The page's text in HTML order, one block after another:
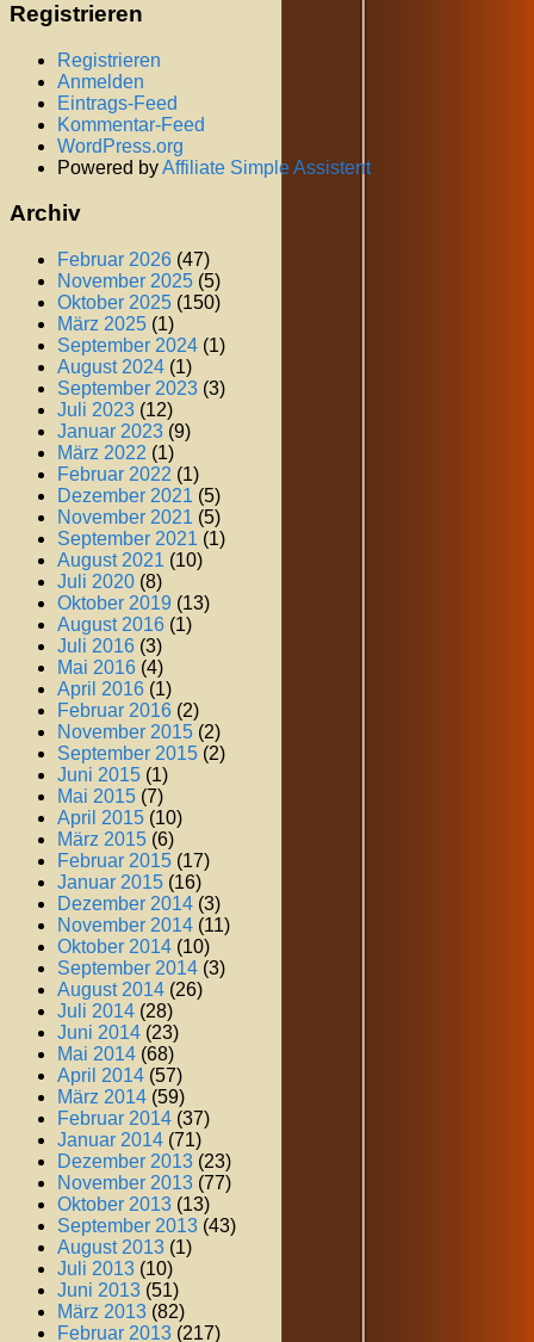
Registrieren
Registrieren
Anmelden
Eintrags-Feed
Kommentar-Feed
WordPress.org
Powered byAffiliate Simple Assistent
Archiv
Februar 2026 (47)
November 2025 (5)
Oktober 2025 (150)
März 2025 (1)
September 2024 (1)
August 2024 (1)
September 2023 (3)
Juli 2023 (12)
Januar 2023 (9)
März 2022 (1)
Februar 2022 (1)
Dezember 2021 (5)
November 2021 (5)
September 2021 (1)
August 2021 (10)
Juli 2020 (8)
Oktober 2019 (13)
August 2016 (1)
Juli 2016 (3)
Mai 2016 (4)
April 2016 (1)
Februar 2016 (2)
November 2015 (2)
September 2015 (2)
Juni 2015 (1)
Mai 2015 (7)
April 2015 (10)
März 2015 (6)
Februar 2015 (17)
Januar 2015 (16)
Dezember 2014 (3)
November 2014 (11)
Oktober 2014 (10)
September 2014 (3)
August 2014 (26)
Juli 2014 (28)
Juni 2014 (23)
Mai 2014 (68)
April 2014 (57)
März 2014 (59)
Februar 2014 (37)
Januar 2014 (71)
Dezember 2013 (23)
November 2013 (77)
Oktober 2013 (13)
September 2013 (43)
August 2013 (1)
Juli 2013 (10)
Juni 2013 (51)
März 2013 (82)
Februar 2013 (217)